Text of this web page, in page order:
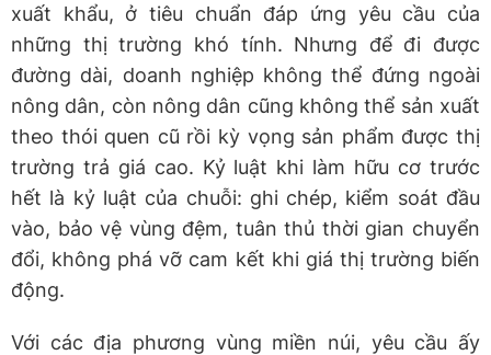
xuất khẩu, ở tiêu chuẩn đáp ứng yêu cầu của
những thị trường khó tính. Nhưng để đi được
đường dài, doanh nghiệp không thể đứng ngoài
nông dân, còn nông dân cũng không thể sản xuất
theo thói quen cũ rồi kỳ vọng sản phẩm được thị
trường trả giá cao. Kỷ luật khi làm hữu cơ trước
hết là kỷ luật của chuỗi: ghi chép, kiểm soát đầu
vào, bảo vệ vùng đệm, tuân thủ thời gian chuyển
đổi, không phá vỡ cam kết khi giá thị trường biến
động.
Với các địa phương vùng miền núi, yêu cầu ấy